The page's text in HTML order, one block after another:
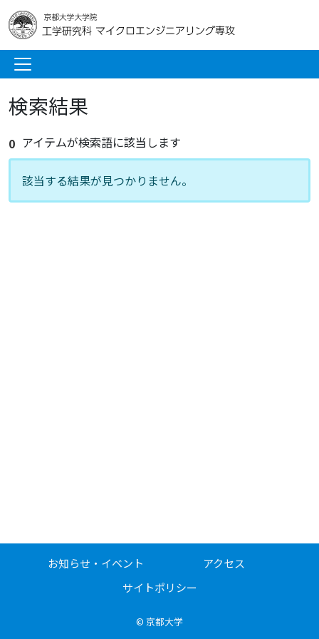
検索結果
0 アイテムが検索語に該当します
該当する結果が見つかりません。
© 京都大学
お知らせ・イベント
アクセス
サイトポリシー